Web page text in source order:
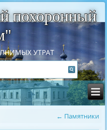
похоронный
УТРАТ
← Памятники